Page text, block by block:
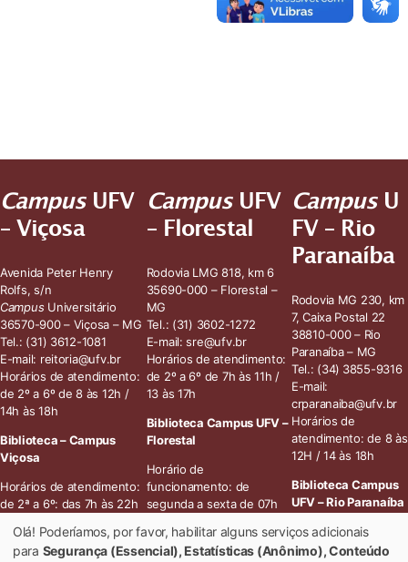
CampusUFV
– Viçosa
Avenida Peter Henry
Rolfs, s/n
CampusUniversitário
36570-900 – Viçosa – MG
Tel.: (31) 3612-1081
E-mail: reitoria@ufv.br
Horários de atendimento:
de 2º a 6º de 8 às 12h /
14h às 18h
Biblioteca– Campus
Viçosa
Horários de atendimento:
de 2ª a 6º: das 7h às 22h
13h
Durante férias escolares e
CampusUFV
– Florestal
Rodovia LMG 818, km 6
35690-000 – Florestal –
MG
Tel.: (31) 3602-1272
E-mail: sre@ufv.br
Horários de atendimento:
de 2º a 6º de 7h às 11h /
13 às 17h
Biblioteca Campus UFV –
Florestal
Horário de
funcionamento: de
segunda a sexta de 07h
CampusU
FV – Rio
Paranaíba
Rodovia MG 230, km
7, Caixa Postal 22
38810-000 – Rio
Paranaíba – MG
Tel.: (34) 3855-9316
E-mail:
crparanaiba@ufv.br
Horários de
atendimento: de 8 às
12H / 14 às 18h
Biblioteca Campus
UFV – Rio Paranaíba
Horário de
atendimento: de
Olá! Poderíamos, por favor, habilitar alguns serviços adicionais
para Segurança (Essencial), Estatísticas (Anônimo), Conteúdo